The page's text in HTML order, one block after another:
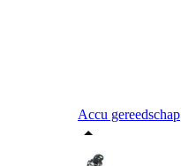
Accu gereedschap